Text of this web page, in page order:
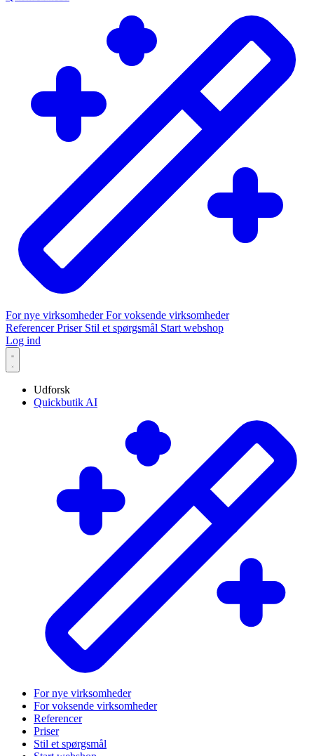
For nye virksomhederFor voksende virksomheder
ReferencerPriser Stil et spørgsmål Start webshop
Log ind
Udforsk
Quickbutik AI
For nye virksomheder
For voksende virksomheder
Referencer
Priser
Stil et spørgsmål